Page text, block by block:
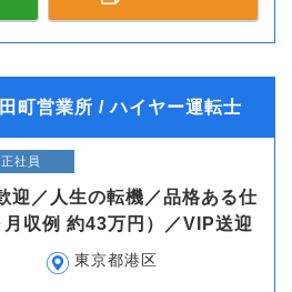
町営業所 / ハイヤー運転士
正社員
迎／人生の転機／品格ある仕
収例 約43万円）／VIP送迎
東京都港区